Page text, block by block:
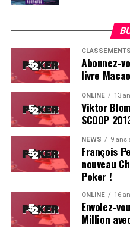
Soleau à gauche, sorti par Logghe
CLASSEMENTS
Abonnez-
livre
ONLINE 13
Viktor
SCOOP
NEWS 9 ans
François
nouveau
Poker !
ONLINE 16
Envolez-
Million